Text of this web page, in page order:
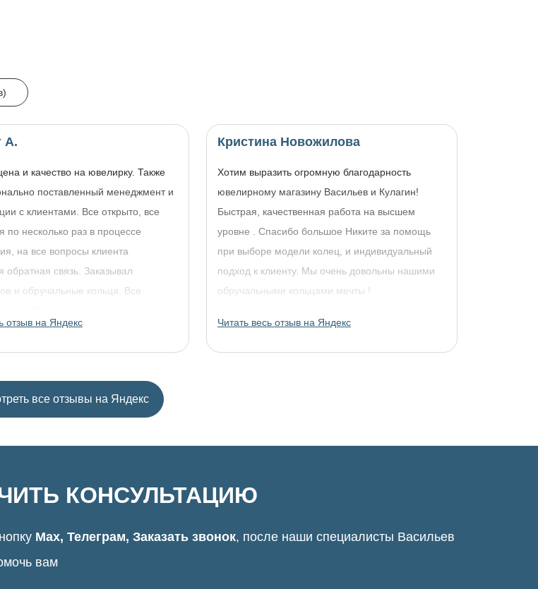
А.
и качество на ювелирку. Также
поставленный менеджмент и
с клиентами. Все открыто, все
по несколько раз в процессе
на все вопросы клиента
обратная связь. Заказывал
и обручальные кольца. Все
отзыв на Яндекс
Кристина Новожилова
Хотим выразить огромную благодарность
ювелирному магазину Васильев и Кулагин!
Быстрая, качественная работа на высшем
уровне . Спасибо большое Никите за помощь
при выборе модели колец, и индивидуальный
подход к клиенту. Мы очень довольны нашими
обручальными кольцами мечты !
Читать весь отзыв на Яндекс
все отзывы на Яндекс
КОНСУЛЬТАЦИЮ
Max, Телеграм, Заказать звонок, после наши специалисты Васильев
вам